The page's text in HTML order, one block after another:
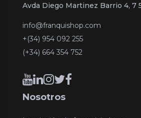
Avda Diego Martinez Barrio 4, 7
info@franquishop.com
+(34) 954 092 255
(+34) 664 354 752
Nosotros